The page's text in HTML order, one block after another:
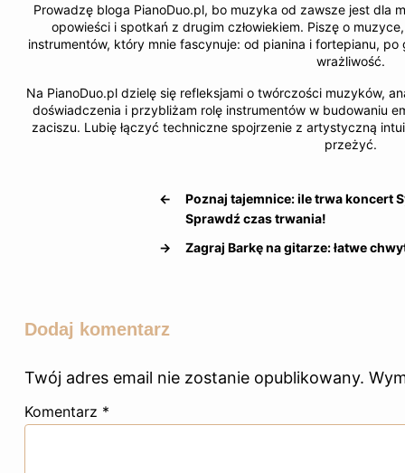
Prowadzę bloga PianoDuo.pl, bo muzyka od zawsze jest dla
opowieści i spotkań z drugim człowiekiem. Piszę o
instrumentów, który mnie fascynuje: od pianina i fortepianu,
wrażliwość.
Na PianoDuo.pl dzielę się refleksjami o twórczości muzyków,
doświadczenia i przybliżam rolę instrumentów w budowaniu
zaciszu. Lubię łączyć techniczne spojrzenie z artystyczną
przeżyć.
←
Poznaj tajemnice: ile trwa koncert
Sprawdź czas trwania!
→
Zagraj Barkę na gitarze: łatwe
Dodaj komentarz
Twój adres email nie zostanie opublikowany.
Komentarz *